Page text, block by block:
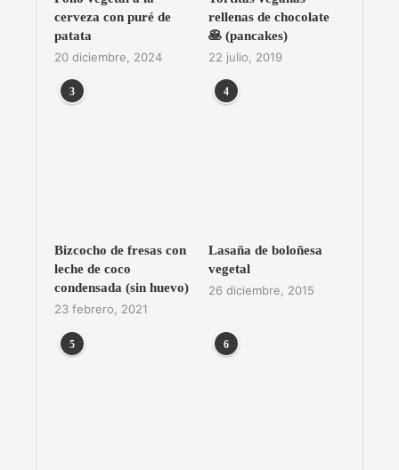
cerveza con puré de
patata
20 diciembre, 2024
rellenas de chocolate
🥞 (pancakes)
22 julio, 2019
3
Bizcocho de fresas con
leche de coco
condensada (sin huevo)
23 febrero, 2021
4
Lasaña de boloñesa
vegetal
26 diciembre, 2015
5 6